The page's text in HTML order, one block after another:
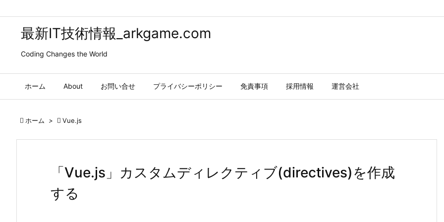
最新IT技術情報_arkgame.com
Coding Changes the World
ホーム About お問い合せ プライバシーポリシー 免責事項 採用情報 運営会社
 ホーム >  Vue.js
「Vue.js」カスタムディレクティブ(directives)を作成
する